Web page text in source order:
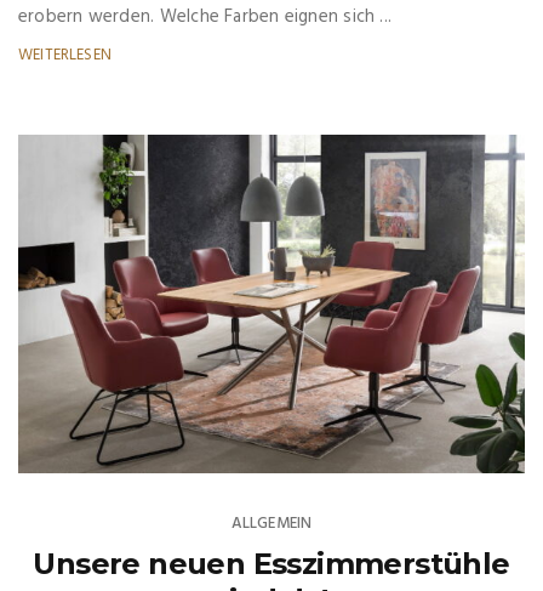
erobern werden. Welche Farben eignen sich ...
WEITERLESEN
ALLGEMEIN
Unsere neuen Esszimmerstühle